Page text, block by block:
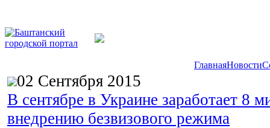
ГлавнаяНовости
02 Сентября 2015
В сентябре в Украине заработает 8
внедрению безвизового режима